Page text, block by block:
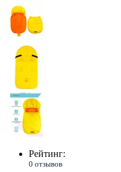
Рейтинг:
0 отзывов